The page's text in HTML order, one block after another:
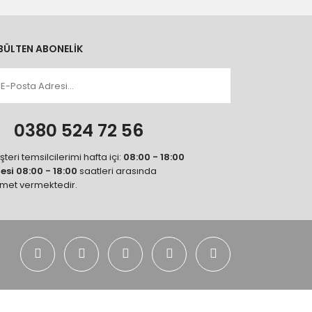
ABONELİK
0380 524 72 56
temsilcilerimi hafta içi: 08:00 - 18:00
08:00 - 18:00 saatleri arasında
vermektedir.